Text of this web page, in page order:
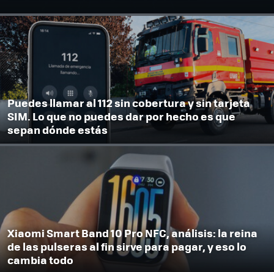
Puedes llamar al 112 sin cobertura y sin tarjeta
SIM. Lo que no puedes dar por hecho es que
sepan dónde estás
Xiaomi Smart Band 10 Pro NFC, análisis: la reina
de las pulseras al fin sirve para pagar, y eso lo
cambia todo